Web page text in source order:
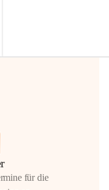
für die